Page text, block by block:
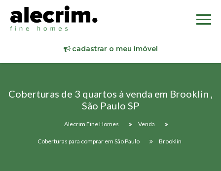
cadastrar o meu imóvel
Coberturas de 3 quartos à venda em Brooklin ,
São Paulo SP
Alecrim Fine Homes Venda
Coberturas para comprar em São Paulo Brooklin